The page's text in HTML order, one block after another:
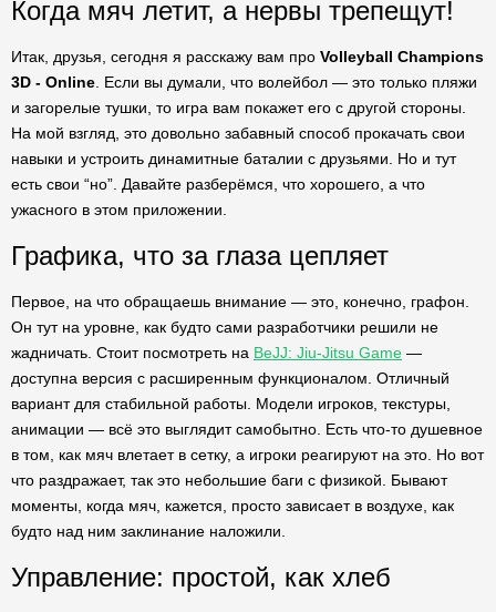
Когда мяч летит, а нервы трепещут!
Итак, друзья, сегодня я расскажу вам про Volleyball Champions
3D - Online . Если вы думали, что волейбол — это только пляжи
и загорелые тушки, то игра вам покажет его с другой стороны.
На мой взгляд, это довольно забавный способ прокачать свои
навыки и устроить динамитные баталии с друзьями. Но и тут
есть свои “но”. Давайте разберёмся, что хорошего, а что
ужасного в этом приложении.
Графика, что за глаза цепляет
Первое, на что обращаешь внимание — это, конечно, графон.
Он тут на уровне, как будто сами разработчики решили не
жадничать. Стоит посмотреть на BeJJ: Jiu-Jitsu Game —
доступна версия с расширенным функционалом. Отличный
вариант для стабильной работы. Модели игроков, текстуры,
анимации — всё это выглядит самобытно. Есть что-то душевное
в том, как мяч влетает в сетку, а игроки реагируют на это. Но вот
что раздражает, так это небольшие баги с физикой. Бывают
моменты, когда мяч, кажется, просто зависает в воздухе, как
будто над ним заклинание наложили.
Управление: простой, как хлеб